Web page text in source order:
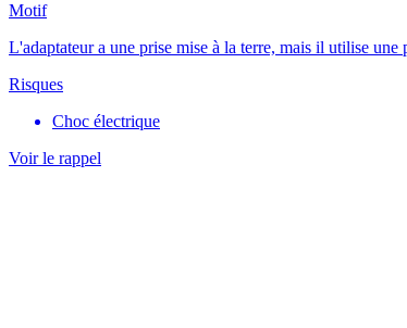
Motif
L'adaptateur a une prise mise à la terre, mais il utilise
Risques
Choc électrique
Voir le rappel